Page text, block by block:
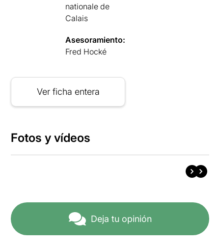
nationale de
Calais
Asesoramiento:
Fred Hocké
Ver ficha entera
Fotos y vídeos
Deja tu opinión